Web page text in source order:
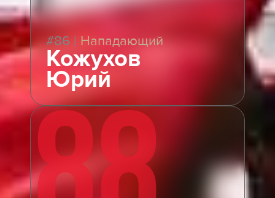
#86 | Нападающий
Кожухов
Юрий